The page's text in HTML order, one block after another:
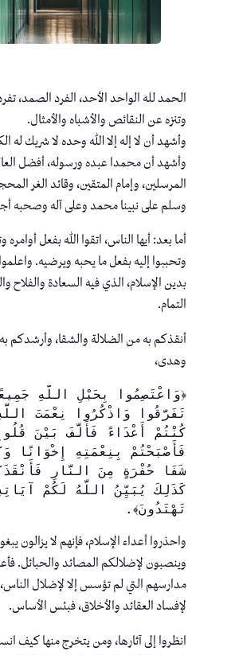
الحمد لله الواحد الأحد، الفرد الصمد،
وتنزه عن النقائص والأشباه والأمثال.
وأشهد أن لا إله إلا الله وحده لا شريك له
وأشهد أن محمدا عبده ورسوله، أفضل
المرسلين، وإمام المتقين، وقائد الغر
وسلم على نبينا محمد وعلى آله وصحبه
أما بعد: أيها الناس، اتقوا الله بفعل أوامره
وتحببوا إليه بفعل ما يحبه ويرضيه.
بدين الإسلام، الذي فيه السعادة والفلاح
التمام.
أنقذكم به من الضلالة والشقا، وأرشدكم
وهدى،
تَهْتَدُونَ﴾.
واحذروا أعداء الإسلام، فإنهم لا يزالون
وينصبون لإضلالكم المصائد والحبائل.
مدارسهم التي لم تؤسس إلا لإضلال الناس،
لإفساد العقائد والأخلاق، فبئس الأساس.
انظروا إلى آثارها، ومن يتخرج منها كيف